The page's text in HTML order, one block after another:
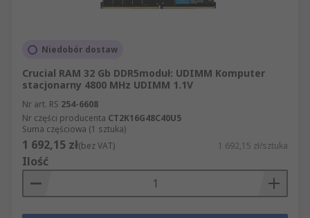
Niedobór dostaw
Crucial RAM 32 Gb DDR5moduł: UDIMM Komputer
stacjonarny 4800 MHz UDIMM 1.1V
Nr art. RS 254-6608
Nr części producenta CT2K16G48C40U5
Suma częściowa (1 sztuka)
1 692,15 zł(bez VAT) 1 692,15 zł/sztuka
Ilość